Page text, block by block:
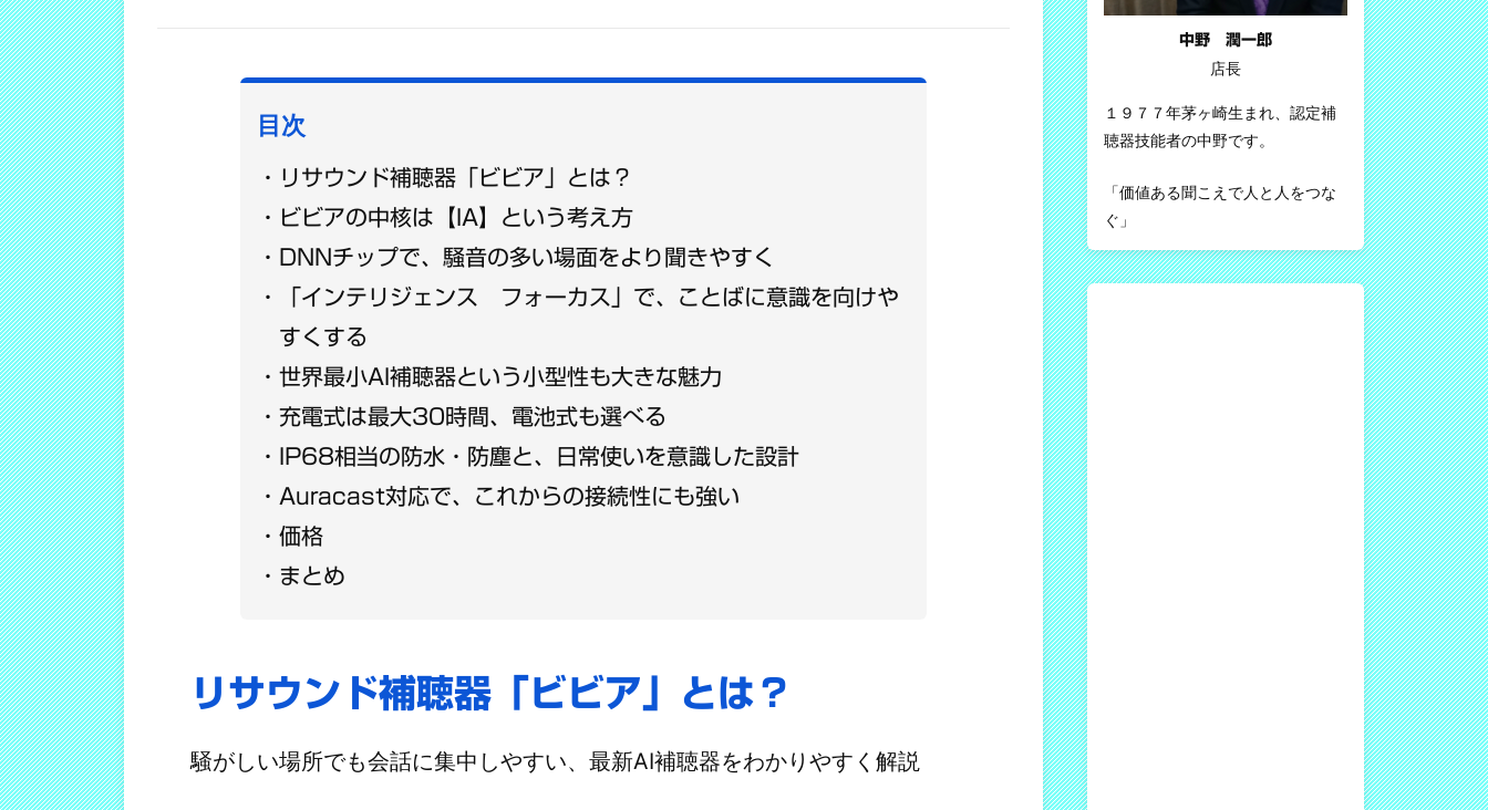
目次
リサウンド補聴器「ビビア」とは？
ビビアの中核は【IA】という考え方
DNNチップで、騒音の多い場面をより聞きやすく
「インテリジェンス フォーカス」で、ことばに意識を向けや
すくする
世界最小AI補聴器という小型性も大きな魅力
充電式は最大30時間、電池式も選べる
IP68相当の防水・防塵と、日常使いを意識した設計
Auracast対応で、これからの接続性にも強い
価格
まとめ
リサウンド補聴器「ビビア」とは？
騒がしい場所でも会話に集中しやすい、最新AI補聴器をわかりやすく解説
中野 潤一郎
店長
１９７７年茅ヶ崎生まれ、認定補
聴器技能者の中野です。
「価値ある聞こえで人と人をつな
ぐ」